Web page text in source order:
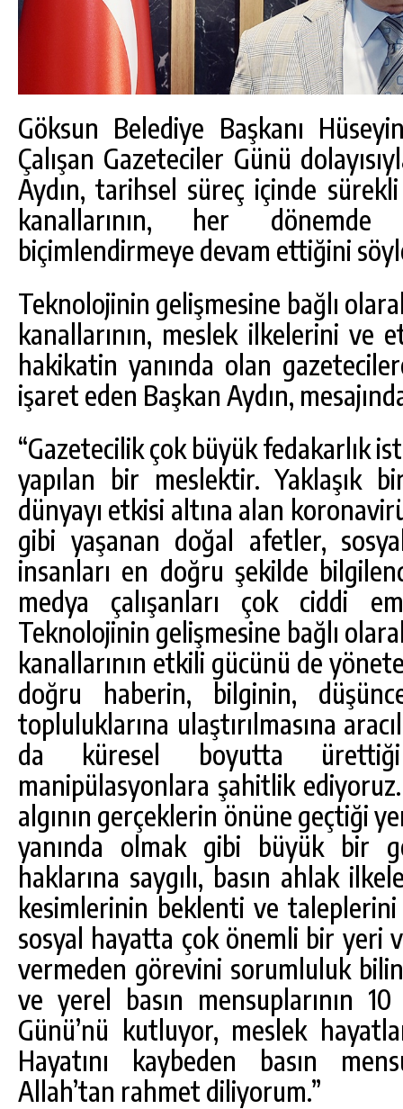
Göksun Belediye Başkanı
Çalışan Gazeteciler Günü
Aydın, tarihsel süreç içinde
kanallarının, her dönemde
biçimlendirmeye devam ettiğini
Teknolojinin gelişmesine bağlı
kanallarının, meslek ilkelerini ve
hakikatin yanında olan
işaret eden Başkan Aydın,
“Gazetecilik çok büyük fedakarlık
yapılan bir meslektir. Yaklaşık
dünyayı etkisi altına alan
gibi yaşanan doğal afetler,
insanları en doğru şekilde
medya çalışanları çok ciddi
Teknolojinin gelişmesine bağlı
kanallarının etkili gücünü de
doğru haberin, bilginin,
topluluklarına ulaştırılmasına
da küresel boyutta
manipülasyonlara şahitlik
algının gerçeklerin önüne geçtiği
yanında olmak gibi büyük bir
haklarına saygılı, basın ahlak
kesimlerinin beklenti ve
sosyal hayatta çok önemli bir yeri
vermeden görevini sorumluluk
ve yerel basın mensuplarının
Günü’nü kutluyor, meslek
Hayatını kaybeden basın
Allah’tan rahmet diliyorum.”
GÖKSUN HAFIZLIK KIZ KUR’AN KURSU
ÖĞRENCILERINE DARENDE GEZISI.